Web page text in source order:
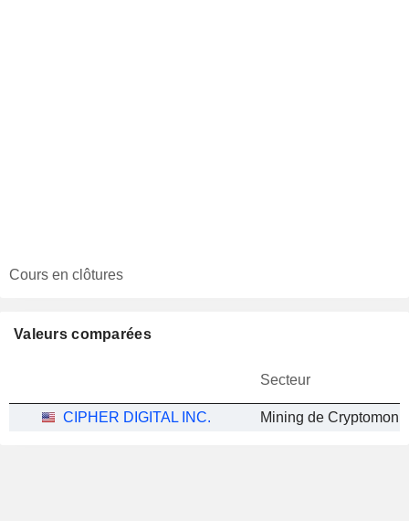
Cours en clôtures
Valeurs comparées
Secteur
CIPHER DIGITAL INC. Mining de